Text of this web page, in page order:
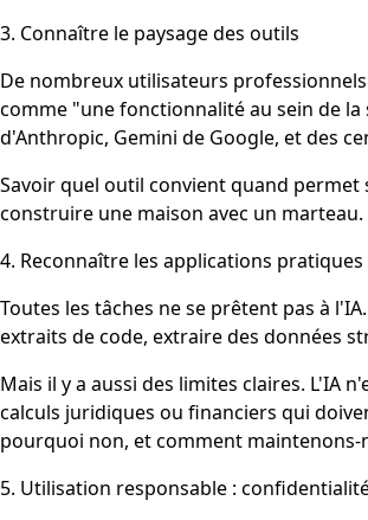
3. Connaître le paysage des outils
De nombreux utilisateurs
comme "une fonctionnalité au sein de la
d'Anthropic, Gemini de Google, et des
Savoir quel outil convient quand
construire une maison avec un marteau.
4. Reconnaître les applications pratiques
Toutes les tâches ne se prêtent pas à
extraits de code, extraire des données
Mais il y a aussi des limites claires. L'IA
calculs juridiques ou financiers qui
pourquoi non, et comment maintenons-
5. Utilisation responsable :